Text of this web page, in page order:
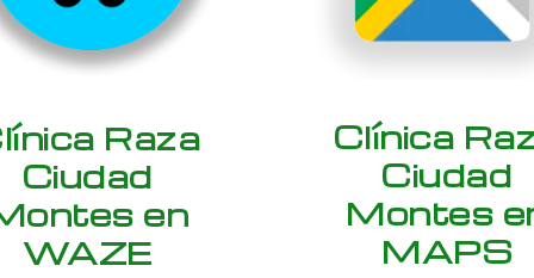
Raza
Ciudad
en
WAZE
Clínica
Ciudad
Montes
MAPS